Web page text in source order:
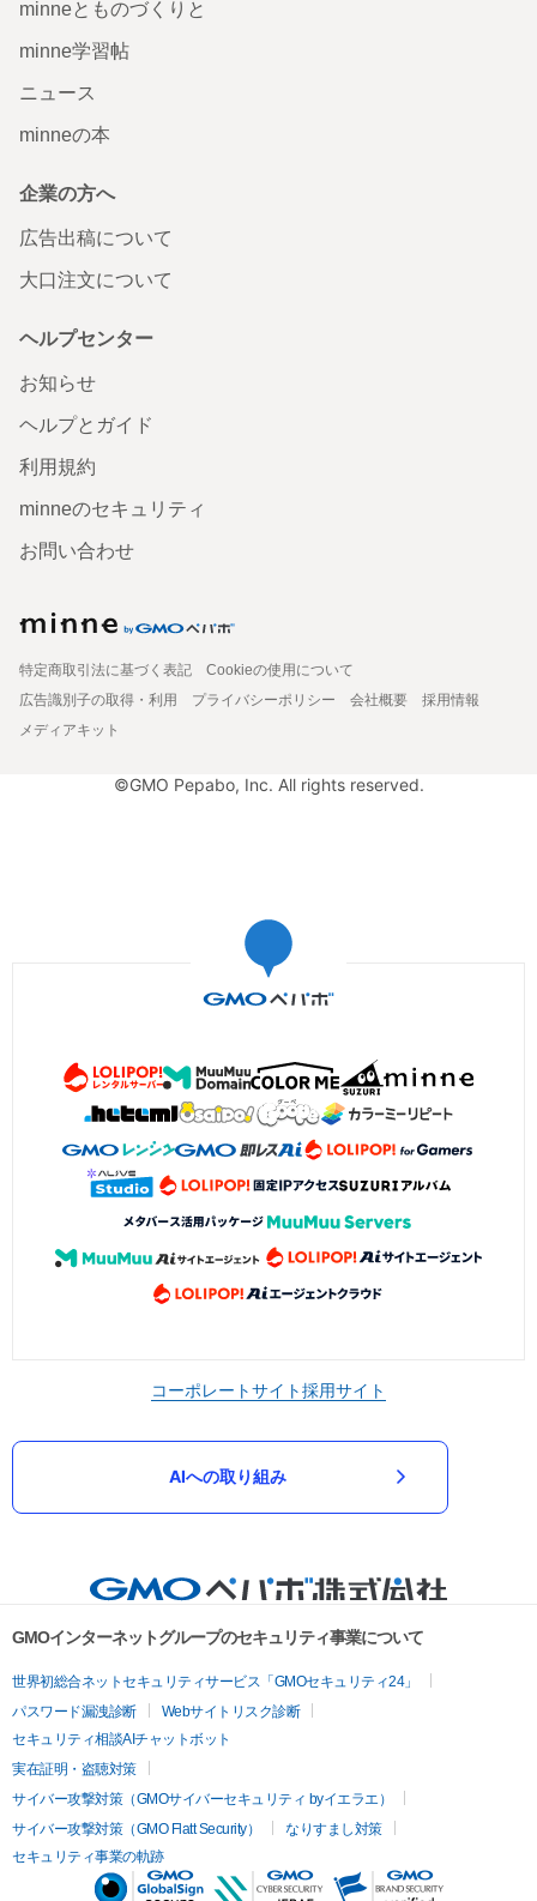
minneとものづくりと
minne学習帖
ニュース
minneの本
企業の方へ
広告出稿について
大口注文について
ヘルプセンター
お知らせ
ヘルプとガイド
利用規約
minneのセキュリティ
お問い合わせ
特定商取引法に基づく表記
Cookieの使用について
広告識別子の取得・利用
プライバシーポリシー 会社概要
採用情報
メディアキット
©GMO Pepabo, Inc. All rights reserved.
コーポレートサイト採用サイト
AIへの取り組み
GMOインターネットグループのセキュリティ事業について
世界初総合ネットセキュリティサービス「GMOセキュリティ24」
パスワード漏洩診断
Webサイトリスク診断
セキュリティ相談AIチャットボット
実在証明・盗聴対策
サイバー攻撃対策（GMOサイバーセキュリティ byイエラエ）
サイバー攻撃対策（GMO Flatt Security）
なりすまし対策
セキュリティ事業の軌跡